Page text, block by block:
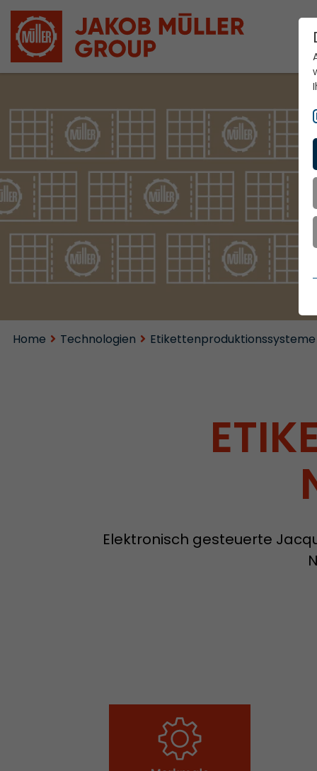
Home Technologien Etikettenproduktionssysteme
Elektronisch gesteuerte